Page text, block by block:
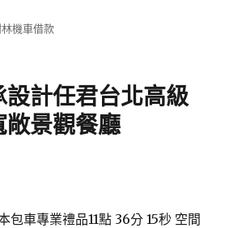
機車借款
設計任君台北高級
景觀餐廳
包車專業禮品11點 36分 15秒 空間